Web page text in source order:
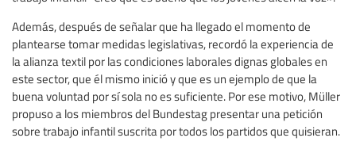
Además, después de señalar que ha llegado el momento de
plantearse tomar medidas legislativas, recordó la experiencia de
la alianza textil por las condiciones laborales dignas globales en
este sector, que él mismo inició y que es un ejemplo de que la
buena voluntad por sí sola no es suficiente. Por ese motivo, Müller
propuso a los miembros del Bundestag presentar una petición
sobre trabajo infantil suscrita por todos los partidos que quisieran.